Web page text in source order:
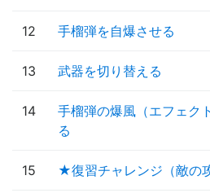
12 手榴弾を自爆させる
13 武器を切り替える
14
手榴弾の爆風（エフェク
る
15 ★復習チャレンジ（敵の